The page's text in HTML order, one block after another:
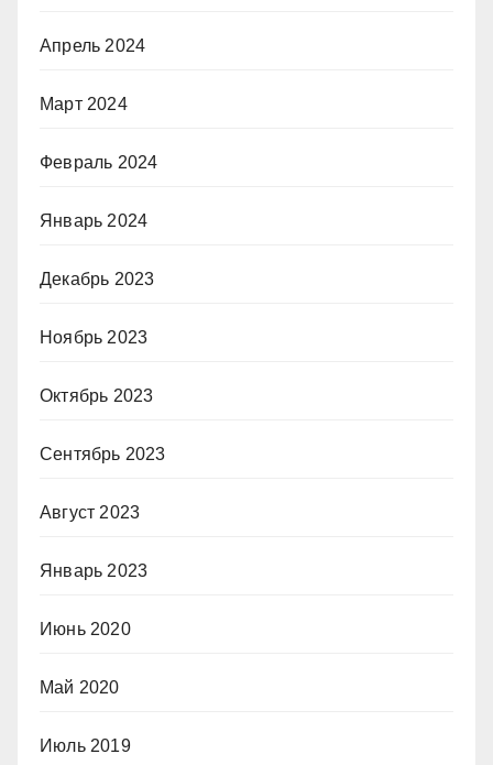
Апрель 2024
Март 2024
Февраль 2024
Январь 2024
Декабрь 2023
Ноябрь 2023
Октябрь 2023
Сентябрь 2023
Август 2023
Январь 2023
Июнь 2020
Май 2020
Июль 2019